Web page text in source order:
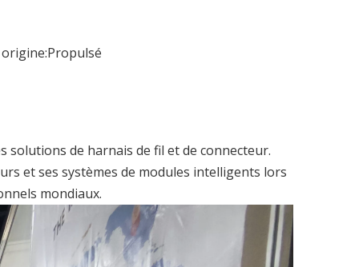
Propulsé
de harnais de fil et de connecteur.
et ses systèmes de modules intelligents lors
mondiaux.